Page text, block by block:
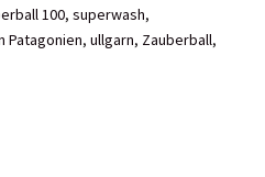
100, superwash,
Patagonien, ullgarn, Zauberball,